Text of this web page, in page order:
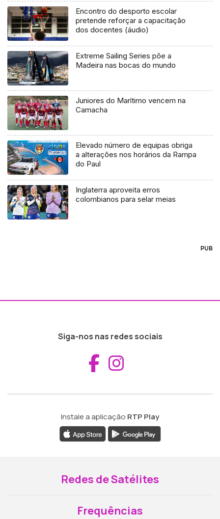
Encontro do desporto escolar
pretende reforçar a capacitação
dos docentes (áudio)
Extreme Sailing Series põe a
Madeira nas bocas do mundo
Juniores do Marítimo vencem na
Camacha
Elevado número de equipas obriga
a alterações nos horários da Rampa
do Paul
Inglaterra aproveita erros
colombianos para selar meias
PUB
Siga-nos nas redes sociais
Aceder ao
Instale a aplicação RTP Play
Redes de Satélites
Frequências